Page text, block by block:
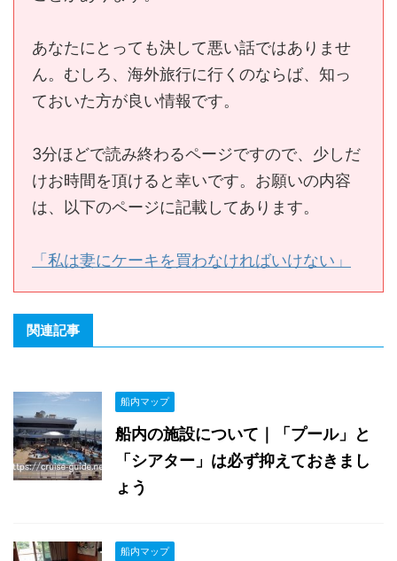
あなたにとっても決して悪い話ではありませ
ん。むしろ、海外旅行に行くのならば、知っ
ておいた方が良い情報です。
3分ほどで読み終わるページですので、少しだ
けお時間を頂けると幸いです。お願いの内容
は、以下のページに記載してあります。
「私は妻にケーキを買わなければいけない」
関連記事
船内マップ
船内の施設について｜「プール」と
「シアター」は必ず抑えておきまし
ょう
船内マップ